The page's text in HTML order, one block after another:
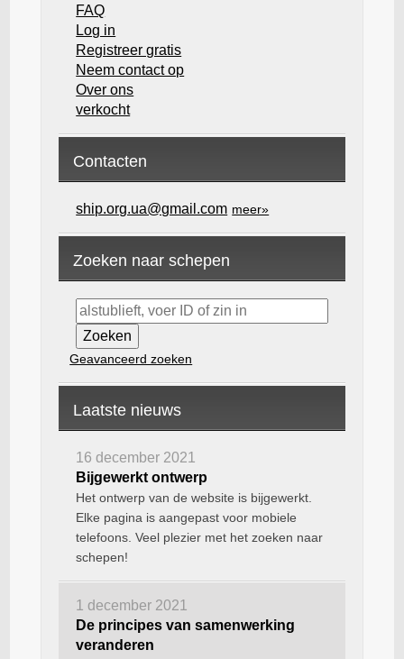
FAQ
Log in
Registreer gratis
Neem contact op
Over ons
verkocht
Contacten
ship.org.ua@gmail.com meer»
Zoeken naar schepen
Geavanceerd zoeken
Laatste nieuws
16 december 2021
Bijgewerkt ontwerp
Het ontwerp van de website is bijgewerkt.
Elke pagina is aangepast voor mobiele
telefoons. Veel plezier met het zoeken naar
schepen!
1 december 2021
De principes van samenwerking
veranderen